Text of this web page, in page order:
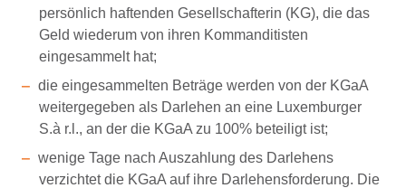
persönlich haftenden Gesellschafterin (KG), die das
Geld wiederum von ihren Kommanditisten
eingesammelt hat;
die eingesammelten Beträge werden von der KGaA
weitergegeben als Darlehen an eine Luxemburger
S.à r.l., an der die KGaA zu 100% beteiligt ist;
wenige Tage nach Auszahlung des Darlehens
verzichtet die KGaA auf ihre Darlehensforderung. Die